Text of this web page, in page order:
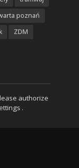
poznań
ZDM
authorize
.